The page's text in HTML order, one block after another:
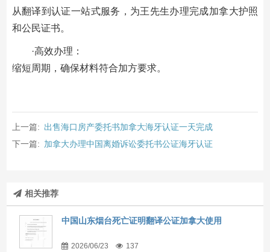
从翻译到认证一站式服务，为王先生办理完成加拿大护照
和公民证书。
‌·高效办理‌：
缩短周期，确保材料符合加方要求。
上一篇: 出售海口房产委托书加拿大海牙认证一天完成
下一篇: 加拿大办理中国离婚诉讼委托书公证海牙认证
相关推荐
中国山东烟台死亡证明翻译公证加拿大使用
2026/06/23 137